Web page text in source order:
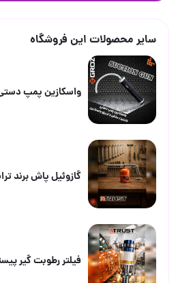
سایر محصولات این فروشگاه
واسکازین پمپ دستی
گازوئیل پاش برند
فیلتر رطوبت گیر